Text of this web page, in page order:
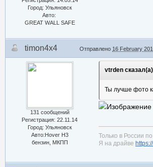
Город: Ульяновск
Авто:
GREAT WALL SAFE
timon4x4 Отправлено 16 February
131 сообщений
Регистрация: 22.11.14
Город: Ульяновск
Авто:Hover H3
бензин, МКПП
vtrden
Ты лучше фото
Только в России
Я на драйве